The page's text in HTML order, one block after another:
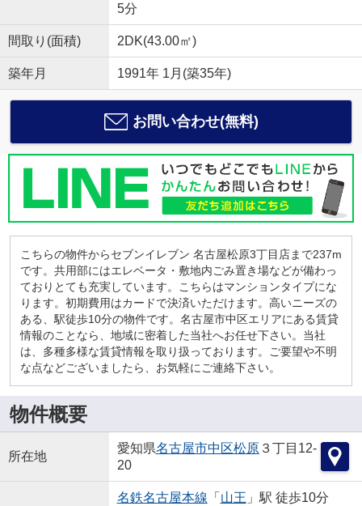
5分
間取り(面積) 2DK(43.00㎡)
築年月 1991年 1月(築35年)
お問い合わせ(無料)
こちらの物件からセブンイレブン 名古屋松原3丁目店まで237m
です。共用部にはエレベータ・敷地内ごみ置き場などが備わっ
ておりとても充実しています。こちらはマンションタイプにな
ります。初期費用はカードで決済いただけます。高いニーズの
ある、駅徒歩10分の物件です。名古屋市中区エリアにある賃貸
情報のことなら、地域に密着した当社へお任せ下さい。当社
は、多種多様な賃貸情報を取り扱っております。ご要望や不明
な点などございましたら、お気軽にご連絡下さい。
物件概要
所在地
愛知県名古屋市中区松原３丁目12-
20
名鉄名古屋本線 「 山王 」駅 徒歩10分